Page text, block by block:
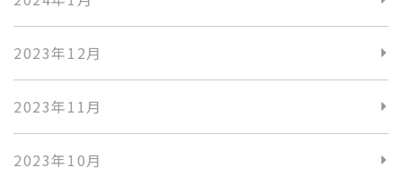
2023年12月
2023年11月
2023年10月